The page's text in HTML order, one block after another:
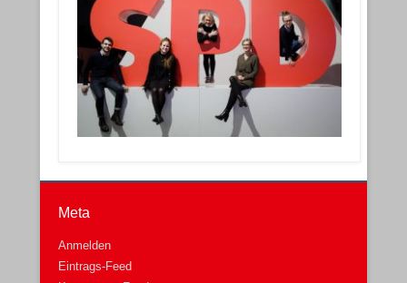
Meta
Anmelden
Eintrags-Feed